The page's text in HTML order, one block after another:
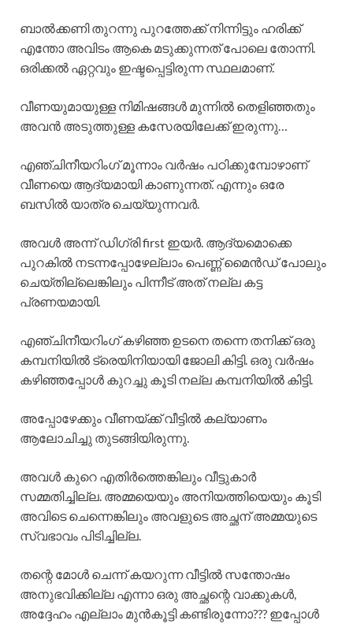
ബാൽക്കണി തുറന്നു പുറത്തേക്ക് നിന്നിട്ടും ഹരിക്ക്
എന്തോ അവിടം ആകെ മടുക്കുന്നത് പോലെ തോന്നി.
ഒരിക്കൽ ഏറ്റവും ഇഷ്ടപ്പെട്ടിരുന്ന സ്ഥലമാണ്.
വീണയുമായുള്ള നിമിഷങ്ങൾ മുന്നിൽ തെളിഞ്ഞതും
അവൻ അടുത്തുള്ള കസേരയിലേക്ക് ഇരുന്നു…
എഞ്ചിനീയറിംഗ് മൂന്നാം വർഷം പഠിക്കുമ്പോഴാണ്
വീണയെ ആദ്യമായി കാണുന്നത്. എന്നും ഒരേ
ബസിൽ യാത്ര ചെയ്യുന്നവർ.
അവൾ അന്ന് ഡിഗ്രി first ഇയർ. ആദ്യമൊക്കെ
പുറകിൽ നടന്നപ്പോഴേല്ലാം പെണ്ണ് മൈൻഡ് പോലും
ചെയ്തില്ലെങ്കിലും പിന്നീട് അത് നല്ല കട്ട
പ്രണയമായി.
എഞ്ചിനീയറിംഗ് കഴിഞ്ഞ ഉടനെ തന്നെ തനിക്ക് ഒരു
കമ്പനിയിൽ ട്രെയിനിയായി ജോലി കിട്ടി. ഒരു വർഷം
കഴിഞ്ഞപ്പോൾ കുറച്ചു കൂടി നല്ല കമ്പനിയിൽ കിട്ടി.
അപ്പോഴേക്കും വീണയ്ക്ക് വീട്ടിൽ കല്യാണം
ആലോചിച്ചു തുടങ്ങിയിരുന്നു.
അവൾ കുറെ എതിർത്തെങ്കിലും വീട്ടുകാർ
സമ്മതിച്ചില്ല. അമ്മയെയും അനിയത്തിയെയും കൂടി
അവിടെ ചെന്നെങ്കിലും അവളുടെ അച്ഛന് അമ്മയുടെ
സ്വഭാവം പിടിച്ചില്ല.
തന്റെ മോൾ ചെന്ന് കയറുന്ന വീട്ടിൽ സന്തോഷം
അനുഭവിക്കില്ല എന്നാ ഒരു അച്ഛന്റെ വാക്കുകൾ,
അദ്ദേഹം എല്ലാം മുൻകൂട്ടി കണ്ടിരുന്നോ??? ഇപ്പോൾ